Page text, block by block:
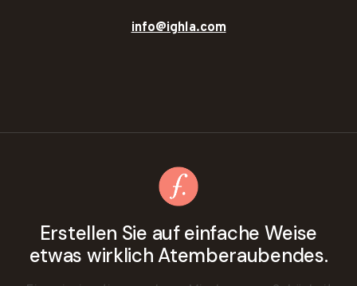
info@ighla.com
Erstellen Sie auf einfache Weise
etwas wirklich Atemberaubendes.